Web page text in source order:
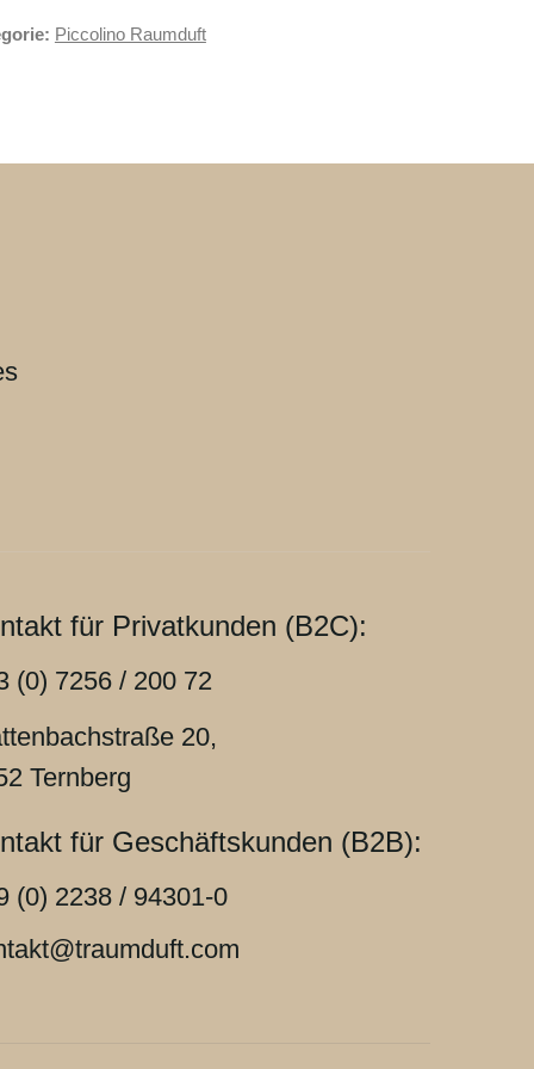
Piccolino Raumduft
für Privatkunden (B2C):
(0) 7256 / 200 72
20,
Ternberg
für Geschäftskunden (B2B):
(0) 2238 / 94301-0